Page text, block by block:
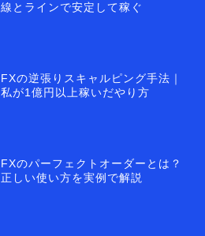
線とラインで安定して稼ぐ
FXの逆張りスキャルピング手法｜
私が1億円以上稼いだやり方
FXのパーフェクトオーダーとは？
正しい使い方を実例で解説